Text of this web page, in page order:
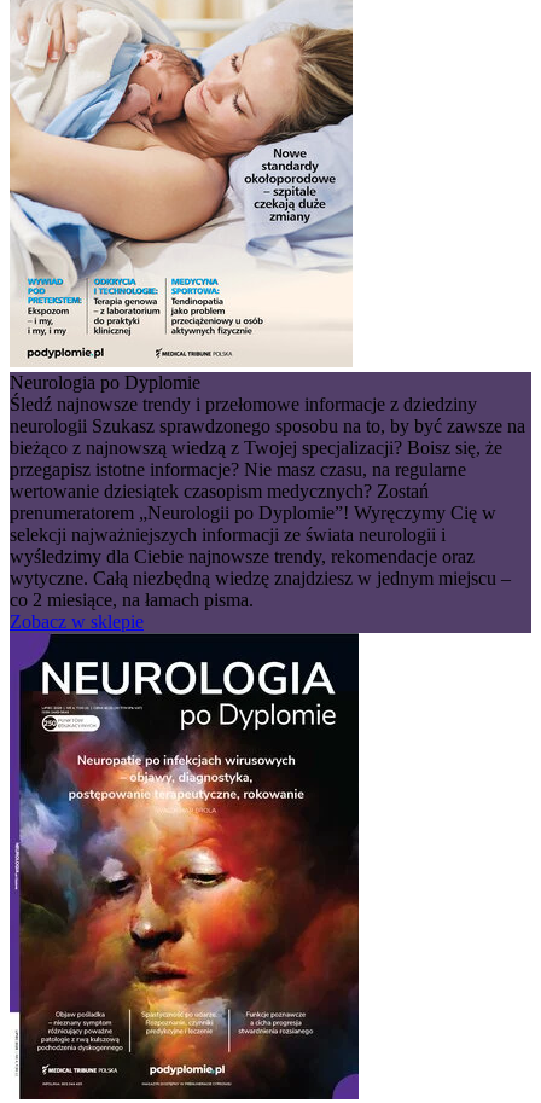
Neurologia po Dyplomie
Śledź najnowsze trendy i przełomowe informacje z dziedziny
neurologii Szukasz sprawdzonego sposobu na to, by być zawsze na
bieżąco z najnowszą wiedzą z Twojej specjalizacji? Boisz się, że
przegapisz istotne informacje? Nie masz czasu, na regularne
wertowanie dziesiątek czasopism medycznych? Zostań
prenumeratorem „Neurologii po Dyplomie”! Wyręczymy Cię w
selekcji najważniejszych informacji ze świata neurologii i
wyśledzimy dla Ciebie najnowsze trendy, rekomendacje oraz
wytyczne. Całą niezbędną wiedzę znajdziesz w jednym miejscu –
co 2 miesiące, na łamach pisma.
Zobacz w sklepie